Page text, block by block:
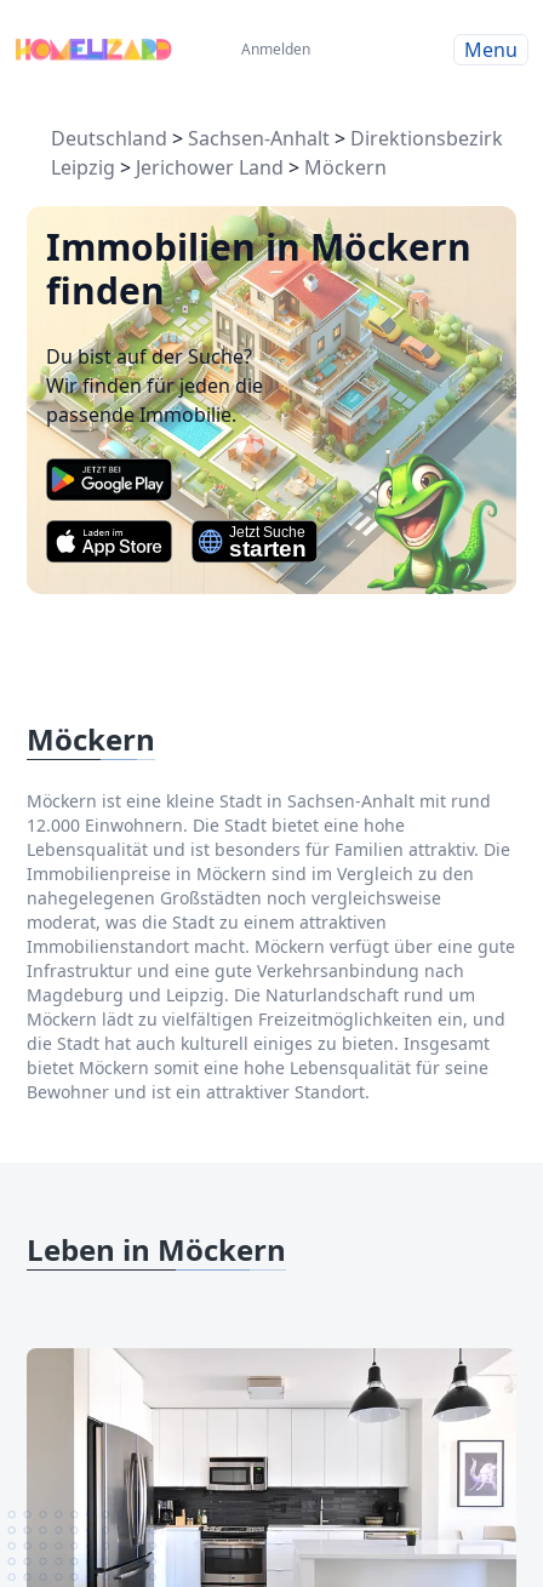
Anmelden Menu
Deutschland > Sachsen-Anhalt> Direktionsbezirk
Leipzig > Jerichower Land > Möckern
Immobilien in Möckern
finden
Du bist auf der Suche?
Wir finden für jeden die
passende Immobilie.
Möckern
Möckern ist eine kleine Stadt in Sachsen-Anhalt mit rund
12.000 Einwohnern. Die Stadt bietet eine hohe
Lebensqualität und ist besonders für Familien attraktiv. Die
Immobilienpreise in Möckern sind im Vergleich zu den
nahegelegenen Großstädten noch vergleichsweise
moderat, was die Stadt zu einem attraktiven
Immobilienstandort macht. Möckern verfügt über eine gute
Infrastruktur und eine gute Verkehrsanbindung nach
Magdeburg und Leipzig. Die Naturlandschaft rund um
Möckern lädt zu vielfältigen Freizeitmöglichkeiten ein, und
die Stadt hat auch kulturell einiges zu bieten. Insgesamt
bietet Möckern somit eine hohe Lebensqualität für seine
Bewohner und ist ein attraktiver Standort.
Leben in Möckern